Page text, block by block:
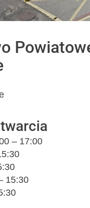
– 17:00
15:30